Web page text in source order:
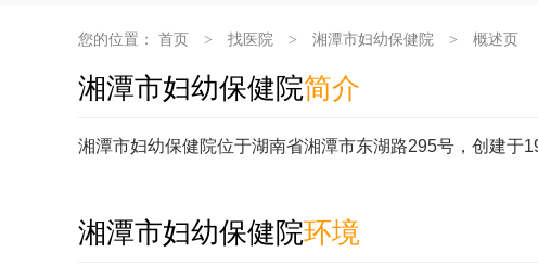
您的位置： 首页 > 找医院 > 湘潭市妇幼保健院 > 概述页
湘潭市妇幼保健院简介
湘潭市妇幼保健院位于湖南省湘潭市东湖路295号，创建于
湘潭市妇幼保健院环境